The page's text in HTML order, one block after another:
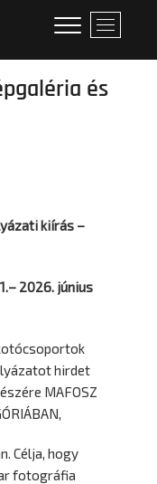
M
e
n
u
és
kiírás –
2026. június
hirdet
MAFOSZ
Célja, hogy
fotográfia